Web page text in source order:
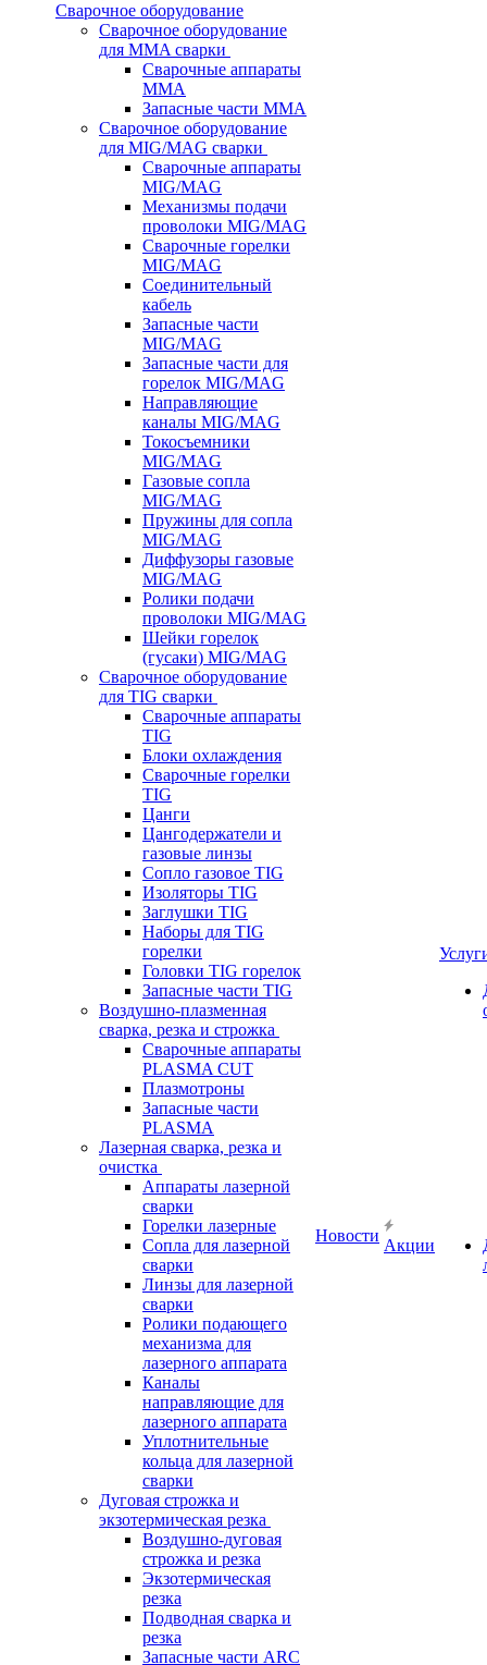
Сварочное оборудование
Сварочное оборудование
для MMA сварки
Сварочные аппараты
MMA
Запасные части MMA
Сварочное оборудование
для MIG/MAG сварки
Сварочные аппараты
MIG/MAG
Механизмы подачи
проволоки MIG/MAG
Сварочные горелки
MIG/MAG
Соединительный
кабель
Запасные части
MIG/MAG
Запасные части для
горелок MIG/MAG
Направляющие
каналы MIG/MAG
Токосъемники
MIG/MAG
Газовые сопла
MIG/MAG
Пружины для сопла
MIG/MAG
Диффузоры газовые
MIG/MAG
Ролики подачи
проволоки MIG/MAG
Шейки горелок
(гусаки) MIG/MAG
Сварочное оборудование
для TIG сварки
Сварочные аппараты
TIG
Блоки охлаждения
Сварочные горелки
TIG
Цанги
Цангодержатели и
газовые линзы
Сопло газовое TIG
Изоляторы TIG
Заглушки TIG
Наборы для TIG
горелки
Головки TIG горелок
Запасные части TIG
Воздушно-плазменная
сварка, резка и строжка
Сварочные аппараты
PLASMA CUT
Плазмотроны
Запасные части
PLASMA
Лазерная сварка, резка и
очистка
Аппараты лазерной
сварки
Горелки лазерные
Сопла для лазерной
сварки
Линзы для лазерной
сварки
Ролики подающего
механизма для
лазерного аппарата
Каналы
направляющие для
лазерного аппарата
Уплотнительные
кольца для лазерной
сварки
Дуговая строжка и
экзотермическая резка
Воздушно-дуговая
строжка и резка
Экзотермическая
резка
Подводная сварка и
резка
Запасные части ARC
Новости
Акции